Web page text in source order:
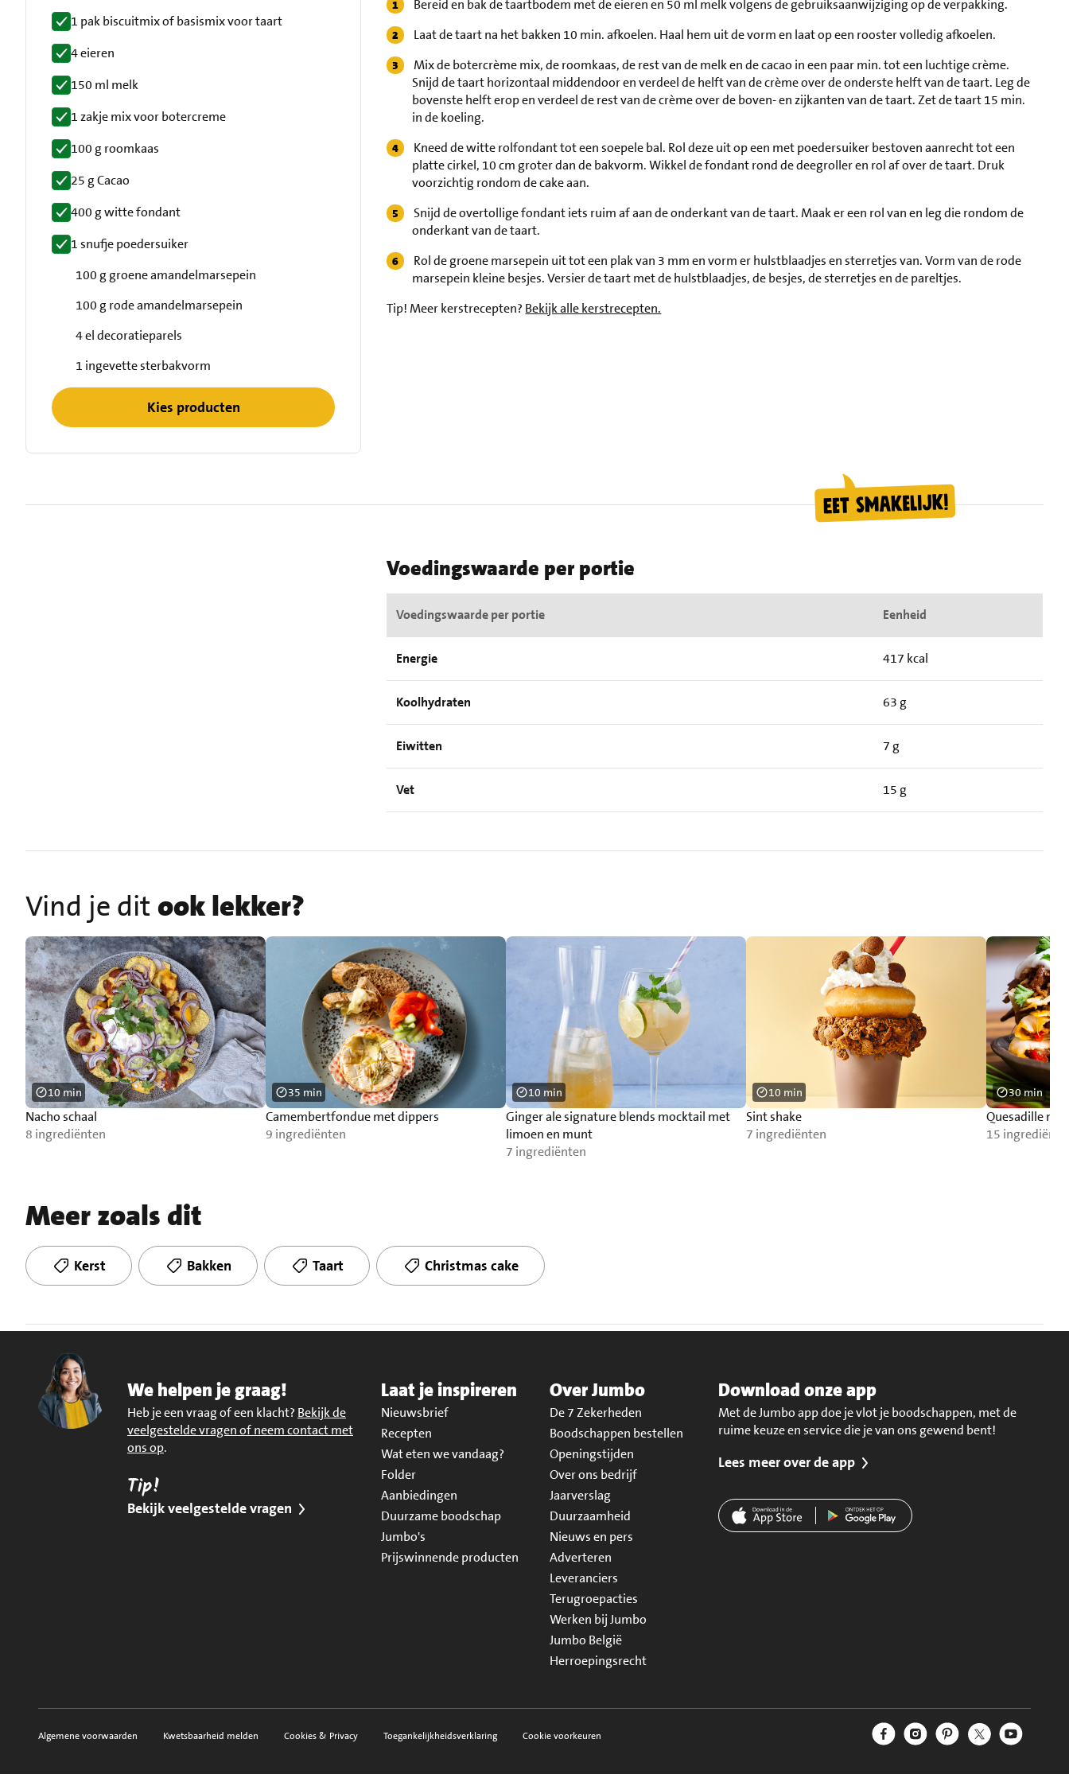
1 pak biscuitmix of basismix voor taart
4 eieren
150 ml melk
1 zakje mix voor botercreme
100 g roomkaas
25 g Cacao
400 g witte fondant
1 snufje poedersuiker
100 g groene amandelmarsepein
100 g rode amandelmarsepein
4 el decoratieparels
1 ingevette sterbakvorm
Kies producten
Bereid en bak de taartbodem met de eieren en 50 ml melk volgens de gebruiksaanwijziging op de verpakking.
Laat de taart na het bakken 10 min. afkoelen. Haal hem uit de vorm en laat op een rooster volledig afkoelen.
Mix de botercrème mix, de roomkaas, de rest van de melk en de cacao in een paar min. tot een luchtige crème.
Snijd de taart horizontaal middendoor en verdeel de helft van de crème over de onderste helft van de taart. Leg de
bovenste helft erop en verdeel de rest van de crème over de boven- en zijkanten van de taart. Zet de taart 15 min.
in de koeling.
Kneed de witte rolfondant tot een soepele bal. Rol deze uit op een met poedersuiker bestoven aanrecht tot een
platte cirkel, 10 cm groter dan de bakvorm. Wikkel de fondant rond de deegroller en rol af over de taart. Druk
voorzichtig rondom de cake aan.
Snijd de overtollige fondant iets ruim af aan de onderkant van de taart. Maak er een rol van en leg die rondom de
onderkant van de taart.
Rol de groene marsepein uit tot een plak van 3 mm en vorm er hulstblaadjes en sterretjes van. Vorm van de rode
marsepein kleine besjes. Versier de taart met de hulstblaadjes, de besjes, de sterretjes en de pareltjes.
Tip! Meer kerstrecepten? Bekijk alle kerstrecepten.
Voedingswaarde per portie
Voedingswaarde per portie Eenheid
Energie 417 kcal
Koolhydraten 63 g
Eiwitten 7 g
Vet 15 g
Vind je ditook lekker?
Nacho schaal
8 ingrediënten
10 min
Camembertfondue met dippers
9 ingrediënten
35 min
Ginger ale signature blends mocktail met
limoen en munt
7 ingrediënten
10 min
Sint shake
7 ingrediënten
10 min
Quesadille
15
30 min
Meer zoals dit
Kerst Bakken Taart Christmas cake
We helpen je graag!
Heb je een vraag of een klacht? Bekijk de
veelgestelde vragen of neem contact met
ons op.
Tip!
Bekijk veelgestelde vragen
Laat je inspireren
Nieuwsbrief
Recepten
Wat eten we vandaag?
Folder
Aanbiedingen
Duurzame boodschap
Jumbo's
Prijswinnende producten
Over Jumbo
De 7 Zekerheden
Boodschappen bestellen
Openingstijden
Over ons bedrijf
Jaarverslag
Duurzaamheid
Nieuws en pers
Adverteren
Leveranciers
Terugroepacties
Werken bij Jumbo
Jumbo België
Herroepingsrecht
Download onze app
Met de Jumbo app doe je vlot je boodschappen, met de
ruime keuze en service die je van ons gewend bent!
Lees meer over de app
Voorwaarden, privacy en sitemap
Algemene voorwaarden Kwetsbaarheid melden Cookies & Privacy Toegankelijkheidsverklaring Cookie voorkeuren Volg ons
Jumbo Facebook
Jumbo Instagram
Jumbo Pinterest
Jumbo Twitter
Jumbo